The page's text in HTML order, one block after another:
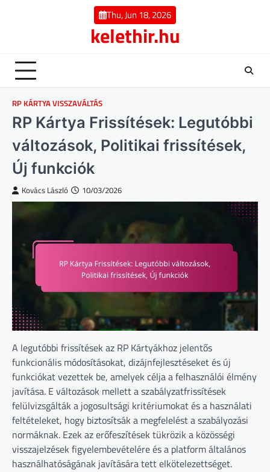
Thu, Jun 18, 2026
kelethir.hu
RP KÁRTYA VISSZAVÁLTÁS
RP Kártya Frissítések: Legutóbbi
változások, Politikai frissítések,
Új funkciók
Kovács László 10/03/2026
A legutóbbi frissítések az RP Kártyákhoz jelentős
funkcionális módosításokat, dizájnfejlesztéseket és új
funkciókat vezettek be, amelyek célja a felhasználói élmény
javítása. E változások mellett a szabályzatfrissítések
felülvizsgálták a jogosultsági kritériumokat és a használati
feltételeket, hogy biztosítsák a megfelelést a szabályozási
normáknak. Ezek az erőfeszítések tükrözik a közösségi
visszajelzések figyelembevételére és a platform általános
használhatóságának javítására tett elkötelezettséget.